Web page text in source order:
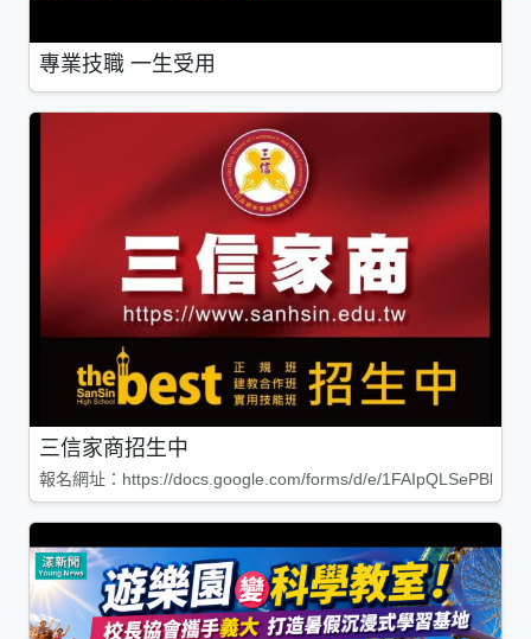
專業技職 一生受用
三信家商招生中
報名網址：https://docs.google.com/forms/d/e/